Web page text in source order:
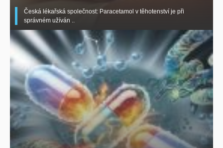
Česká lékařská společnost: Paracetamol v těhotenství je při
správném užíván ..